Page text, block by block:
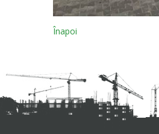
Înapoi